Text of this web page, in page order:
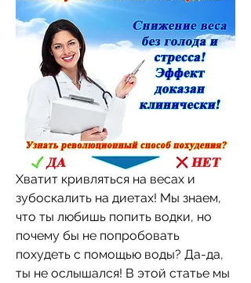
Хватит кривляться на весах и
зубоскалить на диетах! Мы знаем,
что ты любишь попить водки, но
почему бы не попробовать
похудеть с помощью воды? Да-да,
ты не ослышался! В этой статье мы